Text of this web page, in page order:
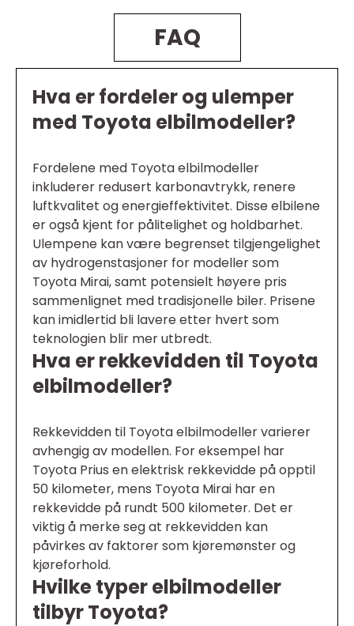
FAQ
Hva er fordeler og ulemper
med Toyota elbilmodeller?
Fordelene med Toyota elbilmodeller
inkluderer redusert karbonavtrykk, renere
luftkvalitet og energieffektivitet. Disse elbilene
er også kjent for pålitelighet og holdbarhet.
Ulempene kan være begrenset tilgjengelighet
av hydrogenstasjoner for modeller som
Toyota Mirai, samt potensielt høyere pris
sammenlignet med tradisjonelle biler. Prisene
kan imidlertid bli lavere etter hvert som
teknologien blir mer utbredt.
Hva er rekkevidden til Toyota
elbilmodeller?
Rekkevidden til Toyota elbilmodeller varierer
avhengig av modellen. For eksempel har
Toyota Prius en elektrisk rekkevidde på opptil
50 kilometer, mens Toyota Mirai har en
rekkevidde på rundt 500 kilometer. Det er
viktig å merke seg at rekkevidden kan
påvirkes av faktorer som kjøremønster og
kjøreforhold.
Hvilke typer elbilmodeller
tilbyr Toyota?